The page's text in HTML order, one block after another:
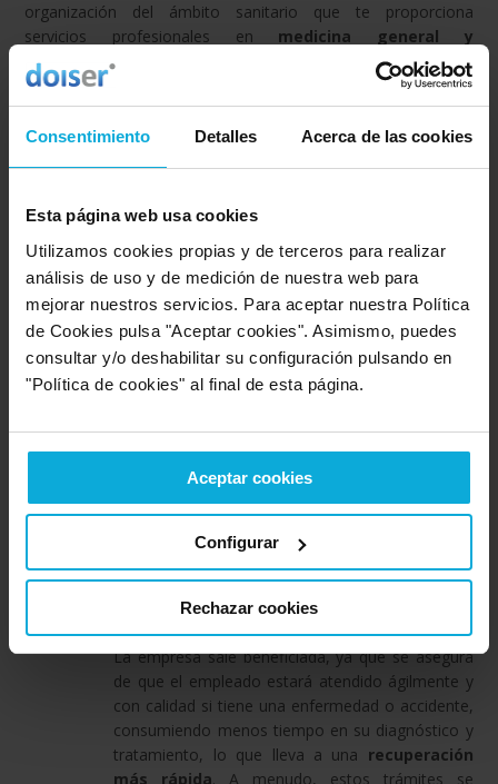
Consentimiento Detalles Acerca de las cookies
Esta página web usa cookies
Utilizamos cookies propias y de terceros para realizar
análisis de uso y de medición de nuestra web para
mejorar nuestros servicios. Para aceptar nuestra Política
de Cookies pulsa "Aceptar cookies". Asimismo, puedes
consultar y/o deshabilitar su configuración pulsando en
"Política de cookies" al final de esta página.
Aceptar cookies
Configurar
Rechazar cookies
organización del ámbito sanitario que te proporciona
servicios profesionales en medicina general y
especialidades
. Cuando las personas desean atención en
estos centros y aseguradoras, los precios pueden resultarles
algo elevados según las coberturas. Sin embargo, si utilizas la
carta del seguro médico desde la empresa, los precios son
¿A qué modalidad pertenecen?
En principio, la retribución de tipo flexible
voluntaria
, por lo que encajaría dentro de la
modalidad abierta. En los
seguros de salud
colectivosse pueden encontrar condiciones abiertas o
cerradas, según sea competente el empleado o no
para elegirlo.
Las ventajas de este servicio son innegables, ya que
permiten que personas con cualquier rango de sueldo
recibanatención sanitaria de primer nivel. Además,
hablamos de una forma de retribución alternativa que
puede proporcionar una serie de beneficios fiscales
muy interesantes.
La empresa sale beneficiada, ya que se asegura
de que el empleado estará atendido ágilmente y
con calidad si tiene una enfermedad o accidente,
consumiendo menos tiempo en su diagnóstico y
tratamiento, lo que lleva a una recuperación
más rápida. A menudo, estos trámites se